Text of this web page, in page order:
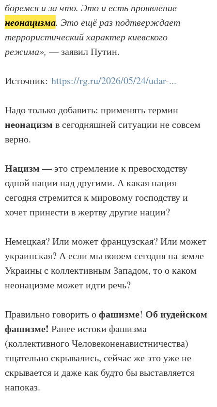
боремся и за что. Это и есть проявление
неонацизма. Это ещё раз подтверждает
террористический характер киевского
режима», — заявил Путин.
Источник: https://rg.ru/2026/05/24/udar-...
Надо только добавить: применять термин
неонацизм в сегодняшней ситуации не совсем
верно.
Нацизм — это стремление к превосходству
одной нации над другими. А какая нация
сегодня стремится к мировому господству и
хочет принести в жертву другие нации?
Немецкая? Или может французская? Или может
украинская? А если мы воюем сегодня на земле
Украины с коллективным Западом, то о каком
неонацизме может идти речь?
Правильно говорить офашизме! Об иудейском
фашизме! Ранее истоки фашизма
(коллективного Человеконенавистничества)
тщательно скрывались, сейчас же это уже не
скрывается и даже как будто бы выставляется
напоказ.